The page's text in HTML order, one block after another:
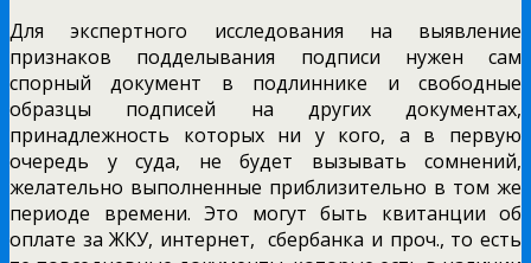
Для экспертного исследования на выявление
признаков подделывания подписи нужен сам
спорный документ в подлиннике и свободные
образцы подписей на других документах,
принадлежность которых ни у кого, а в первую
очередь у суда, не будет вызывать сомнений,
желательно выполненные приблизительно в том же
периоде времени. Это могут быть квитанции об
оплате за ЖКУ, интернет, сбербанка и проч., то есть